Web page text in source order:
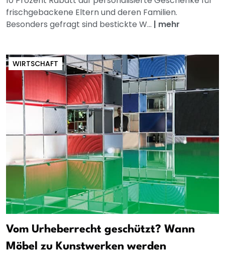
frischgebackene Eltern und deren Familien.
Besonders gefragt sind bestickte W... | mehr
WIRTSCHAFT
Vom Urheberrecht geschützt? Wann
Möbel zu Kunstwerken werden